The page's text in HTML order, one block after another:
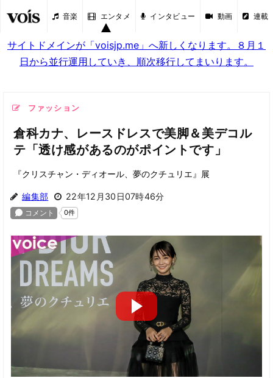
音楽 エンタメ インタビュー 動画 連載
サイトドメインが「voisjp.me」へ新しくなります。８月１
日から並行運用していき、順次移行してまいります。
ファッション
倉科カナ、レースドレスで美脚＆美デコル
テ「透け感があるのがポイントです」
『クリスチャン・ディオール、夢のクチュリエ』展
編集部 22年12月30日07時46分